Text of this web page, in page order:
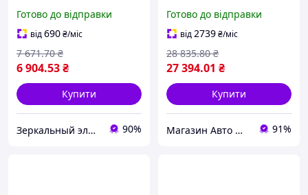
Готово до відправки
від690₴/міс
6 904.53₴
7 671.70 ₴
Купити
Зеркальный элемент 90%
(S205) 2013-2023 р.
Готово до відправки
від2739₴/міс
27 394.01 ₴
28 835.80 ₴
Купити
Магазин Авто Швидкість 91%